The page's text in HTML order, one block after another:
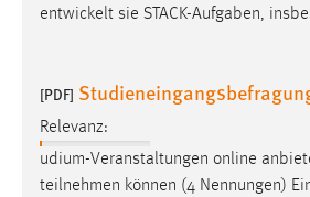
entwickelt sie STACK-Aufgaben,
[PDF]
Relevanz:
udium-Veranstaltungen online
teilnehmen können (4 Nennungen)